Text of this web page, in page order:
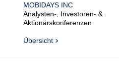
MOBIDAYS INC
Analysten-, Investoren- &
Aktionärskonferenzen
Übersicht